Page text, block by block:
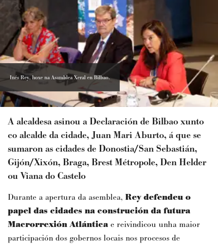
Inés Rey, hoxe na Asamblea Xeral en Bilbao.
A alcaldesa asinou a Declaración de Bilbao xunto
co alcalde da cidade, Juan Mari Aburto, á que se
sumaron as cidades de Donostia/San Sebastián,
Gijón/Xixón, Braga, Brest Métropole, Den Helder
ou Viana do Castelo
Durante a apertura da asemblea, Rey defendeu o
papel das cidades na construción da futura
Macrorrexión Atlántica e reivindicou unha maior
participación dos gobernos locais nos procesos de